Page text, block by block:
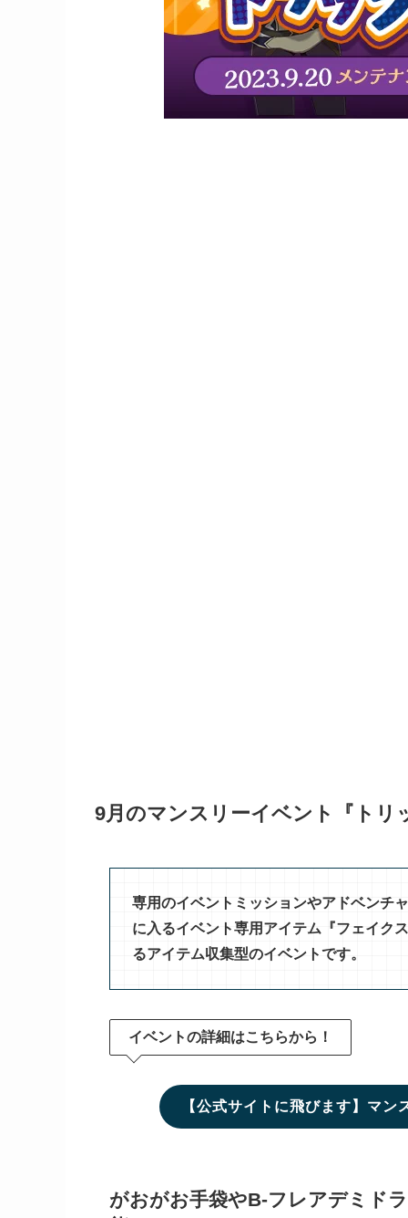
9月のマンスリーイベント『トリ
専用のイベントミッションやアドベンチ
に入るイベント専用アイテム『フェイク
るアイテム収集型のイベントです。
イベントの詳細はこちらから！
【公式サイトに飛びます】マ
がおがお手袋やB-フレアデミド